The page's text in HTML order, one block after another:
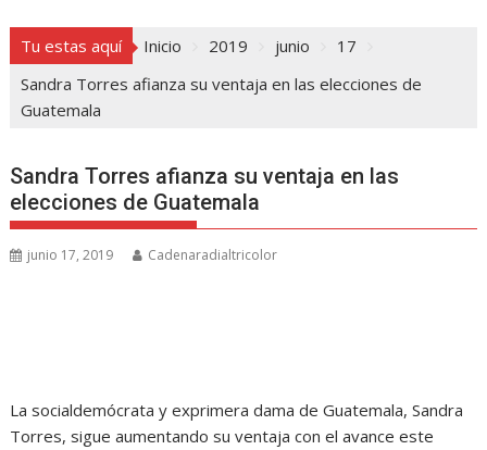
Tu estas aquí Inicio 2019 junio
17
Sandra Torres afianza su ventaja en las elecciones de
Guatemala
Sandra Torres afianza su ventaja en las
elecciones de Guatemala
junio 17, 2019 Cadenaradialtricolor
La socialdemócrata y exprimera dama de Guatemala, Sandra
Torres, sigue aumentando su ventaja con el avance este